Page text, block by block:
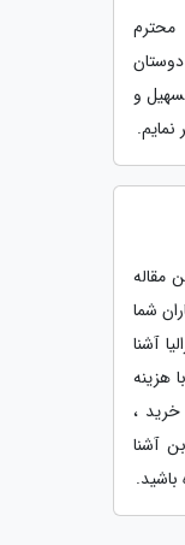
محترم
و
مقاله
شما
آشنا
هزینه
،
آشنا
باشید.